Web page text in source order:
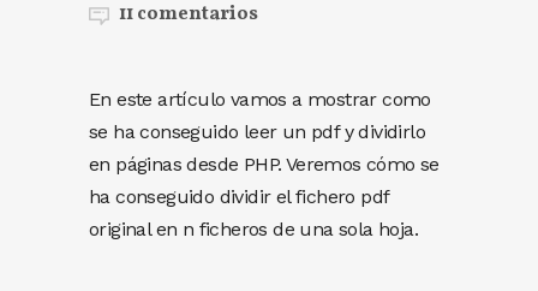
11 comentarios
En este artículo vamos a mostrar como
se ha conseguido leer un pdf y dividirlo
en páginas desde PHP. Veremos cómo se
ha conseguido dividir el fichero pdf
original en n ficheros de una sola hoja.